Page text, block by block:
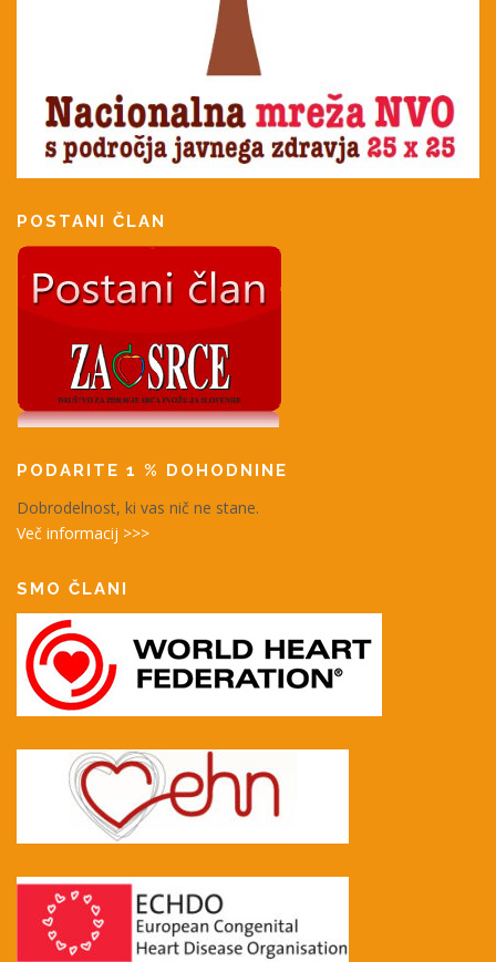
POSTANI ČLAN
PODARITE 1 % DOHODNINE
Dobrodelnost, ki vas nič ne stane.
Več informacij >>>
SMO ČLANI